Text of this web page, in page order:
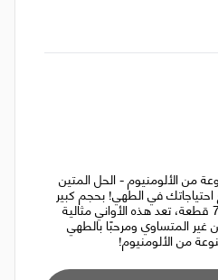
من الألومنيوم - الحل المتين
في الطهي! بحجم كبير
يبلغ 34 سم ومجموعة من 76 قطعة، تعد هذه الأواني مثالية
غير المتساوي ومرحبًا بالطهي
من الألومنيوم!